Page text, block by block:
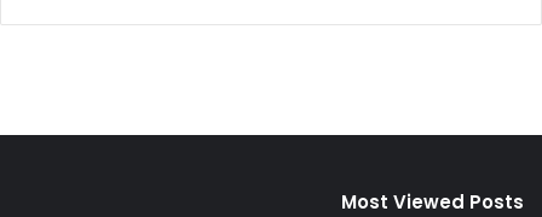
Most Viewed Posts